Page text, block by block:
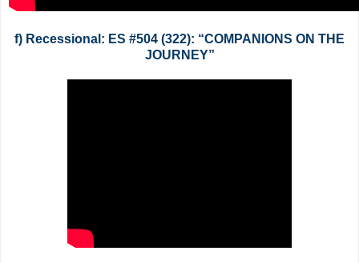
f) Recessional: ES #504 (322): “COMPANIONS ON THE
JOURNEY”